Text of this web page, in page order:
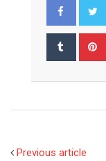
Tumblr
Previous article